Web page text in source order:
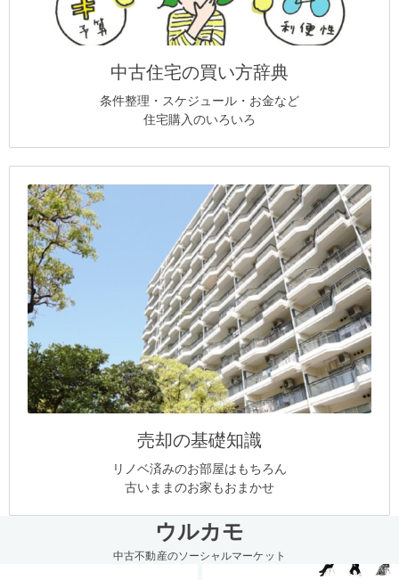
中古住宅の買い方辞典
条件整理・スケジュール・お金など
住宅購入のいろいろ
売却の基礎知識
リノベ済みのお部屋はもちろん
古いままのお家もおまかせ
ウルカモ
中古不動産のソーシャルマーケット